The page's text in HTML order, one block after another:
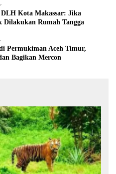
Kota Makassar: Jika
Dilakukan Rumah Tangga
Permukiman Aceh Timur,
Bagikan Mercon